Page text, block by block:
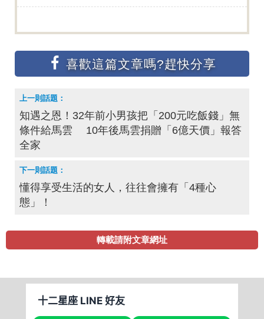
知遇之恩！32年前小男孩把「200元吃飯錢」無
條件給馬雲 10年後馬雲捐贈「6億天價」報答
全家
懂得享受生活的女人，往往會擁有「4種心
態」！
轉載請附文章網址